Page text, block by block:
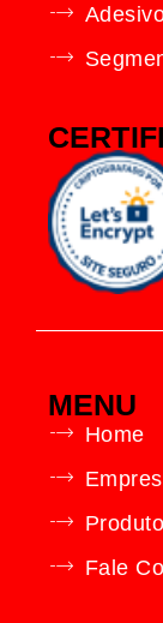
MENU
Home
Fale